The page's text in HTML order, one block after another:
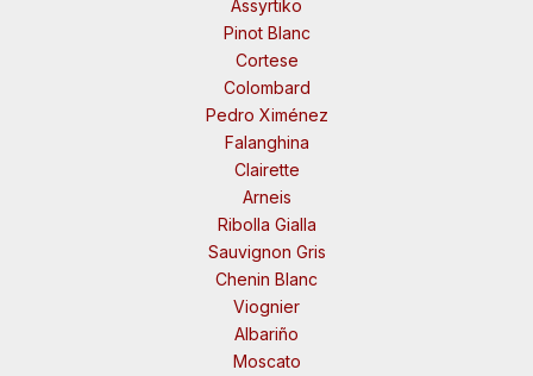
Assyrtiko
Pinot Blanc
Cortese
Colombard
Pedro Ximénez
Falanghina
Clairette
Arneis
Ribolla Gialla
Sauvignon Gris
Chenin Blanc
Viognier
Albariño
Moscato